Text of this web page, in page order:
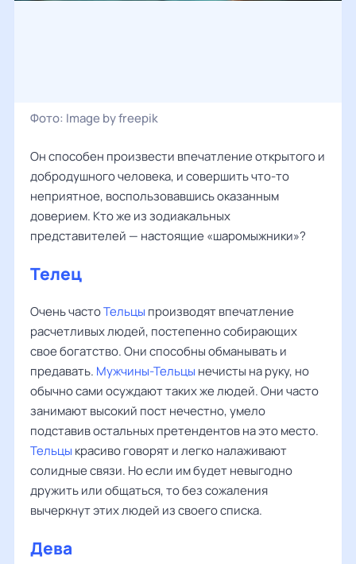
Фото: Image by freepik
Он способен произвести впечатление открытого и
добродушного человека, и совершить что-то
неприятное, воспользовавшись оказанным
доверием. Кто же из зодиакальных
представителей — настоящие «шаромыжники»?
Телец
Очень частоТельцы производят впечатление
расчетливых людей, постепенно собирающих
свое богатство. Они способны обманывать и
предавать. Мужчины-Тельцы нечисты на руку, но
обычно сами осуждают таких же людей. Они часто
занимают высокий пост нечестно, умело
подставив остальных претендентов на это место.
Тельцы красиво говорят и легко налаживают
солидные связи. Но если им будет невыгодно
дружить или общаться, то без сожаления
вычеркнут этих людей из своего списка.
Дева